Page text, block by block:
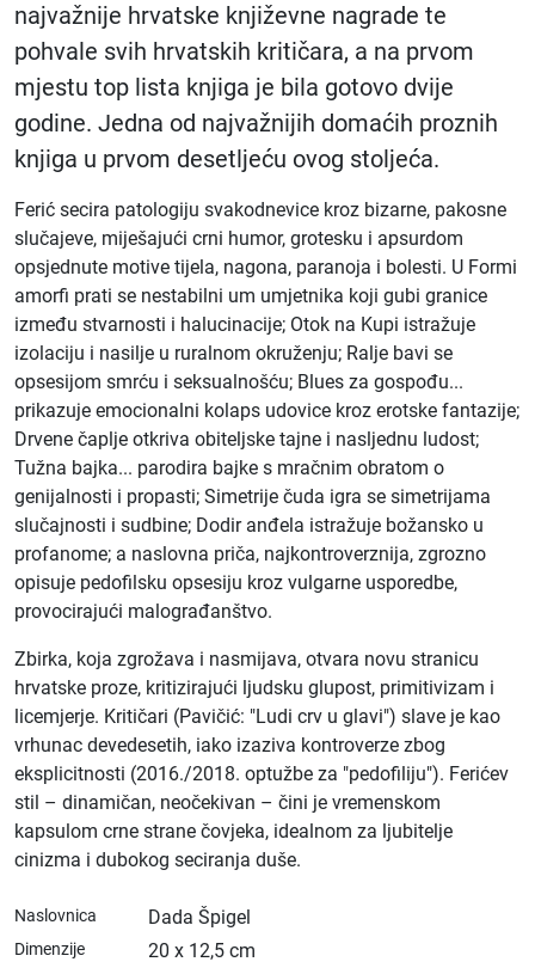
najvažnije hrvatske književne nagrade te
pohvale svih hrvatskih kritičara, a na prvom
mjestu top lista knjiga je bila gotovo dvije
godine. Jedna od najvažnijih domaćih proznih
knjiga u prvom desetljeću ovog stoljeća.
Ferić secira patologiju svakodnevice kroz bizarne, pakosne
slučajeve, miješajući crni humor, grotesku i apsurdom
opsjednute motive tijela, nagona, paranoja i bolesti. U Formi
amorfi prati se nestabilni um umjetnika koji gubi granice
između stvarnosti i halucinacije; Otok na Kupi istražuje
izolaciju i nasilje u ruralnom okruženju; Ralje bavi se
opsesijom smrću i seksualnošću; Blues za gospođu...
prikazuje emocionalni kolaps udovice kroz erotske fantazije;
Drvene čaplje otkriva obiteljske tajne i nasljednu ludost;
Tužna bajka... parodira bajke s mračnim obratom o
genijalnosti i propasti; Simetrije čuda igra se simetrijama
slučajnosti i sudbine; Dodir anđela istražuje božansko u
profanome; a naslovna priča, najkontroverznija, zgrozno
opisuje pedofilsku opsesiju kroz vulgarne usporedbe,
provocirajući malograđanštvo.
Zbirka, koja zgrožava i nasmijava, otvara novu stranicu
hrvatske proze, kritizirajući ljudsku glupost, primitivizam i
licemjerje. Kritičari (Pavičić: "Ludi crv u glavi") slave je kao
vrhunac devedesetih, iako izaziva kontroverze zbog
eksplicitnosti (2016./2018. optužbe za "pedofiliju"). Ferićev
stil – dinamičan, neočekivan – čini je vremenskom
kapsulom crne strane čovjeka, idealnom za ljubitelje
cinizma i dubokog seciranja duše.
Naslovnica Dada Špigel
Dimenzije 20 x 12,5 cm